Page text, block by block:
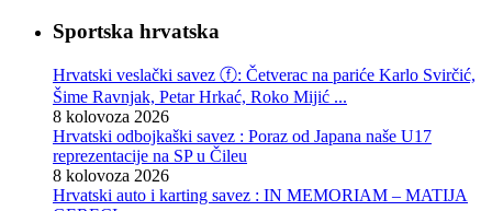
Sportska hrvatska
Hrvatski veslački savez ⓕ: Četverac na pariće Karlo Svirčić,
Šime Ravnjak, Petar Hrkać, Roko Mijić ...
8 kolovoza 2026
Hrvatski odbojkaški savez : Poraz od Japana naše U17
reprezentacije na SP u Čileu
8 kolovoza 2026
Hrvatski auto i karting savez : IN MEMORIAM – MATIJA